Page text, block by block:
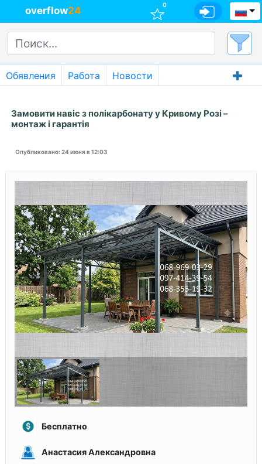
overflow24 0
Обявления Работа Новости
Замовити навіс з полікарбонату у Кривому Розі –
монтаж і гарантія
Опубликовано: 24 июня в 12:03
Бесплатно
Анастасия Александровна